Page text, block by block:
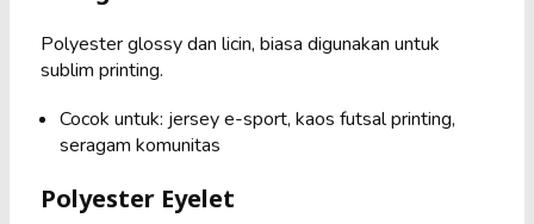
Polyester glossy dan licin, biasa digunakan untuk
sublim printing.
Cocok untuk: jersey e-sport, kaos futsal printing,
seragam komunitas
Polyester Eyelet